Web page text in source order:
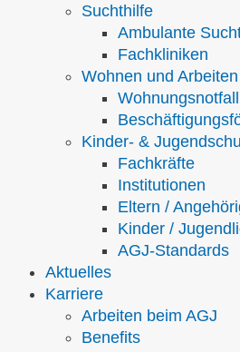
Suchthilfe
Ambulante
Fachkliniken
Wohnen und Arbeiten
Kinder- &
Fachkräfte
Institutionen
Eltern /
Kinder /
AGJ-Standards
Aktuelles
Karriere
Arbeiten beim AGJ
Benefits